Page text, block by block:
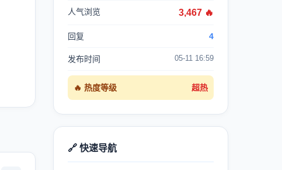
人气浏览 3,467 🔥
回复 4
发布时间 05-11 16:59
🔥 热度等级 超热
🔗 快速导航